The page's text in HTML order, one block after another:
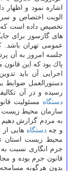
اشاره نمود و
الویت اختصاص و
تخصیص داده است كه
های گازسوز برای
عمومی تهران باشد.
جلسه امروز به آن
دستورالعمل ضوابط
رسیده و در آن
دستگاه مسئولیت
سازمان محیط زیست
به مردم گزارش دهیم
و چهدستگاه هایی
محیط زیست استان
جرم انگاری نسبت
قانون جرم بوده و
بدون هرگونه